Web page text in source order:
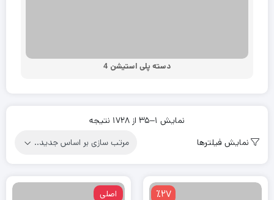
دسته پلی استیشن 4
نمایش 1–35 از 1728 نتیجه
Sorted
latest
نمایش فیلترها
٪27 اصلی